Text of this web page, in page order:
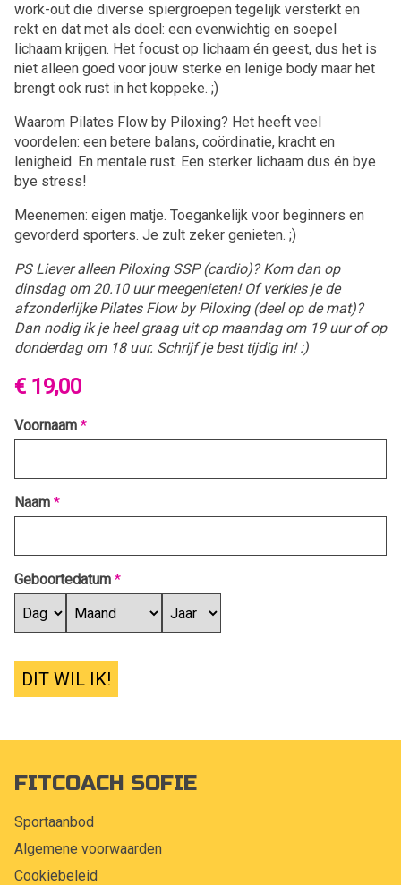
work-out die diverse spiergroepen tegelijk versterkt en
rekt en dat met als doel: een evenwichtig en soepel
lichaam krijgen. Het focust op lichaam én geest, dus het is
niet alleen goed voor jouw sterke en lenige body maar het
brengt ook rust in het koppeke. ;)
Waarom Pilates Flow by Piloxing? Het heeft veel
voordelen: een betere balans, coördinatie, kracht en
lenigheid. En mentale rust. Een sterker lichaam dus én bye
bye stress!
Meenemen: eigen matje. Toegankelijk voor beginners en
gevorderd sporters. Je zult zeker genieten. ;)
PS Liever alleen Piloxing SSP (cardio)? Kom dan op
dinsdag om 20.10 uur meegenieten! Of verkies je de
afzonderlijke Pilates Flow by Piloxing (deel op de mat)?
Dan nodig ik je heel graag uit op maandag om 19 uur of op
donderdag om 18 uur. Schrijf je best tijdig in! :)
€ 19,00
Voornaam *
Naam *
Geboortedatum *
DIT WIL IK!
FITCOACH SOFIE
Sportaanbod
Algemene voorwaarden
Cookiebeleid